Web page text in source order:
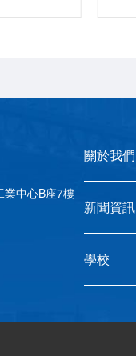
業中心B座7樓
關於我們
新聞資訊
學校